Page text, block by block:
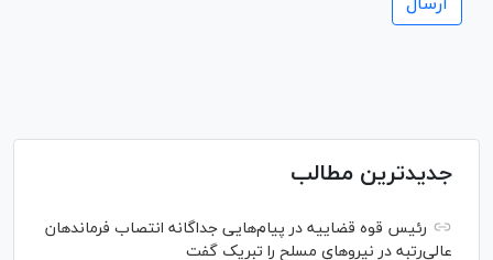
جدیدترین مطالب
رئیس قوه قضاییه در پیام‌هایی جداگانه انتصاب‌ فرماندهان
عالی‌رتبه در نیروهای مسلح را تبریک گفت